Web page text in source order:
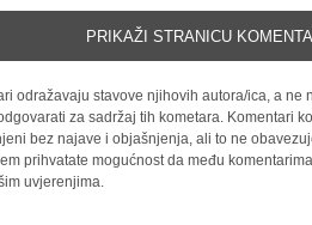
PRIKAŽI STRANICU
odražavaju stavove njihovih autora/ica, a ne
za sadržaj tih kometara. Komentari
bez najave i objašnjenja, ali to ne
prihvatate mogućnost da među
uvjerenjima.